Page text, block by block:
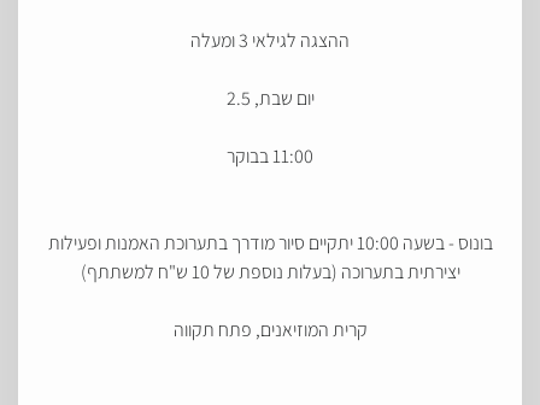
ההצגה לגילאי 3 ומעלה
יום שבת, 2.5
11:00 בבוקר
בונוס - בשעה 10:00 יתקיים סיור מודרך בתערוכת האמנות ופעילות
יצירתית בתערוכה (בעלות נוספת של 10 ש"ח למשתתף)
קרית המוזיאנים, פתח תקווה